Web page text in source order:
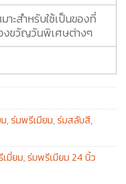
ะสำหรับใช้เป็นของที่
งขวัญวันพิเศษต่างๆ
,ร่มพรีเมียม,ร่มสลับสี,
มี่ยม,ร่มพรีเมียม 24 นิ้ว